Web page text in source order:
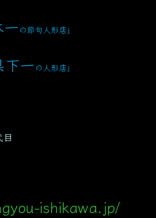
一 の節句人形店」
下一 の人形店」
ishikawa.jp/